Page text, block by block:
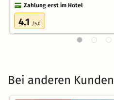
Zahlung erst im Hotel
4.1 /5.0
Bei anderen